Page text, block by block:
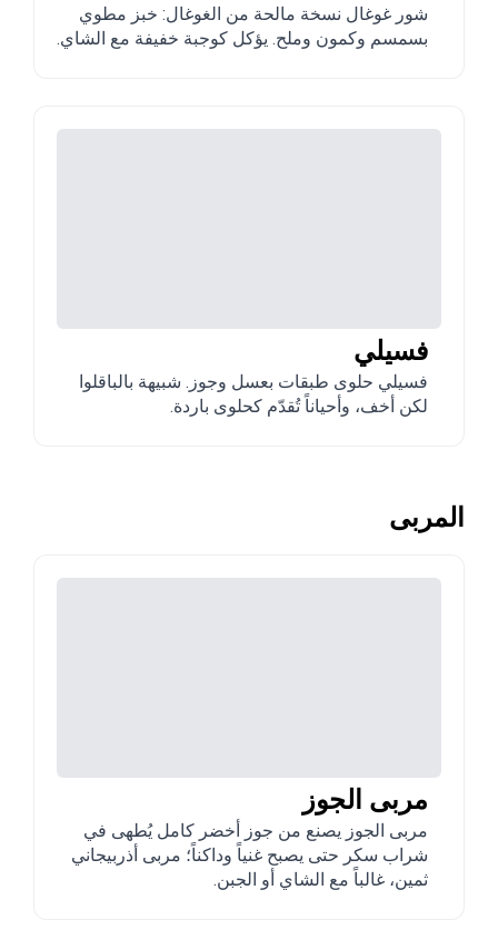
شور غوغال نسخة مالحة من الغوغال: خبز مطوي
بسمسم وكمون وملح. يؤكل كوجبة خفيفة مع الشاي.
فسيلي
فسيلي حلوى طبقات بعسل وجوز. شبيهة بالباقلوا
لكن أخف، وأحياناً تُقدّم كحلوى باردة.
المربى
مربى الجوز
مربى الجوز يصنع من جوز أخضر كامل يُطهى في
شراب سكر حتى يصبح غنياً وداكناً؛ مربى أذربيجاني
ثمين، غالباً مع الشاي أو الجبن.